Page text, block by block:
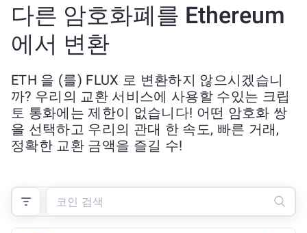
다른 암호화폐를 Ethereum
에서 변환
ETH 을 (를) FLUX 로 변환하지 않으시겠습니
까? 우리의 교환 서비스에 사용할 수있는 크립
토 통화에는 제한이 없습니다! 어떤 암호화 쌍
을 선택하고 우리의 관대 한 속도, 빠른 거래,
정확한 교환 금액을 즐길 수!